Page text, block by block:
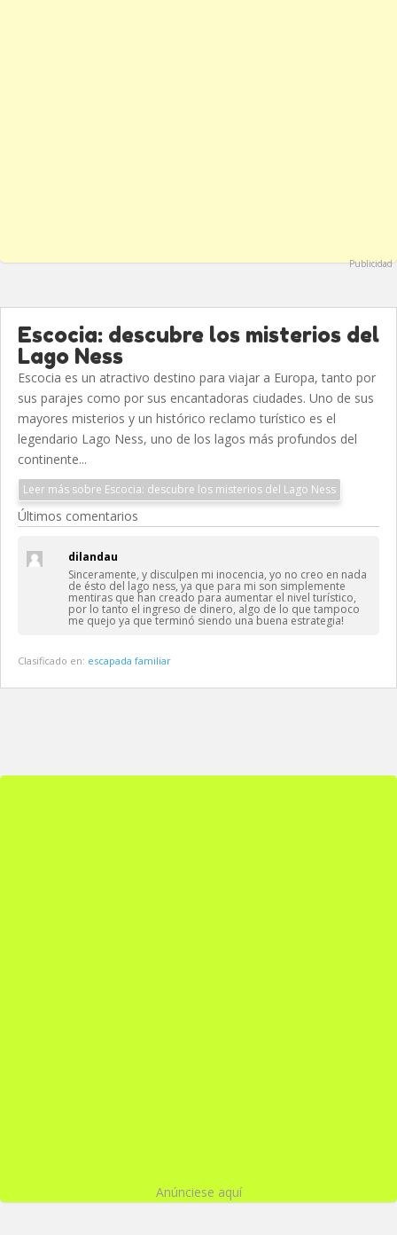
Publicidad
Escocia: descubre los misterios del
Lago Ness
Escocia es un atractivo destino para viajar a Europa, tanto por
sus parajes como por sus encantadoras ciudades. Uno de sus
mayores misterios y un histórico reclamo turístico es el
legendario Lago Ness, uno de los lagos más profundos del
continente...
Leer más sobre Escocia: descubre los misterios del Lago Ness
Últimos comentarios
dilandau
Sinceramente, y disculpen mi inocencia, yo no creo en nada
de ésto del lago ness, ya que para mi son simplemente
mentiras que han creado para aumentar el nivel turístico,
por lo tanto el ingreso de dinero, algo de lo que tampoco
me quejo ya que terminó siendo una buena estrategia!
Clasificado en: escapada familiar
Anúnciese aquí